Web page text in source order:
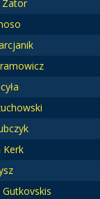
Zator
Kerk
Gutkovskis